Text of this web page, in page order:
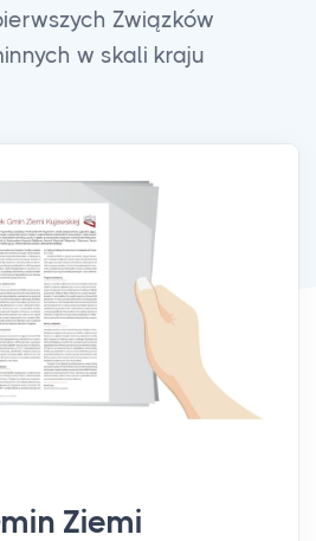
Związków
w skali kraju
Ziemi